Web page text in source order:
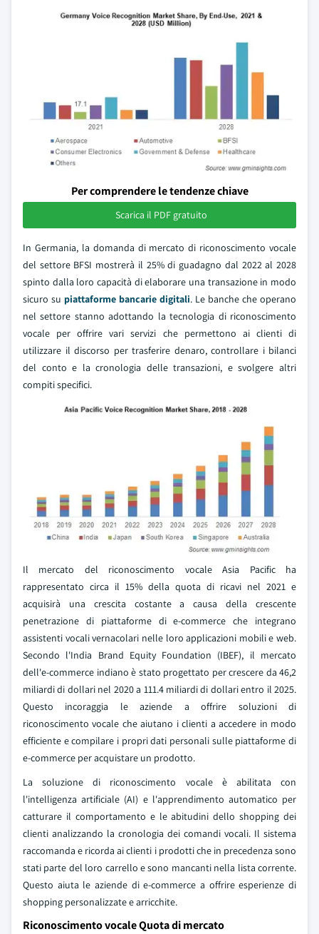
Per comprendere le tendenze chiave
Scarica il PDF gratuito
In Germania, la domanda di mercato di riconoscimento vocale
del settore BFSI mostrerà il 25% di guadagno dal 2022 al 2028
spinto dalla loro capacità di elaborare una transazione in modo
sicuro su piattaforme bancarie digitali. Le banche che operano
nel settore stanno adottando la tecnologia di riconoscimento
vocale per offrire vari servizi che permettono ai clienti di
utilizzare il discorso per trasferire denaro, controllare i bilanci
del conto e la cronologia delle transazioni, e svolgere altri
compiti specifici.
Il mercato del riconoscimento vocale Asia Pacific ha
rappresentato circa il 15% della quota di ricavi nel 2021 e
acquisirà una crescita costante a causa della crescente
penetrazione di piattaforme di e-commerce che integrano
assistenti vocali vernacolari nelle loro applicazioni mobili e web.
Secondo l'India Brand Equity Foundation (IBEF), il mercato
dell'e-commerce indiano è stato progettato per crescere da 46,2
miliardi di dollari nel 2020 a 111.4 miliardi di dollari entro il 2025.
Questo incoraggia le aziende a offrire soluzioni di
riconoscimento vocale che aiutano i clienti a accedere in modo
efficiente e compilare i propri dati personali sulle piattaforme di
e-commerce per acquistare un prodotto.
La soluzione di riconoscimento vocale è abilitata con
l'intelligenza artificiale (AI) e l'apprendimento automatico per
catturare il comportamento e le abitudini dello shopping dei
clienti analizzando la cronologia dei comandi vocali. Il sistema
raccomanda e ricorda ai clienti i prodotti che in precedenza sono
stati parte del loro carrello e sono mancanti nella lista corrente.
Questo aiuta le aziende di e-commerce a offrire esperienze di
shopping personalizzate e arricchite.
Riconoscimento vocale Quota di mercato